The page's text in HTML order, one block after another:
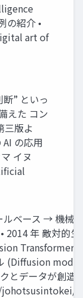
の紹介 •
art of
” といっ
えた コン
三版よ
AI の応⽤
イヌ
ルベース → 機
2014 年 敵対的
Transformer
とデータが創造